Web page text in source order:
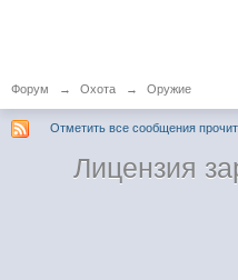
Форум → Охота → Оружие
Отметить все сообщения
Лицензия